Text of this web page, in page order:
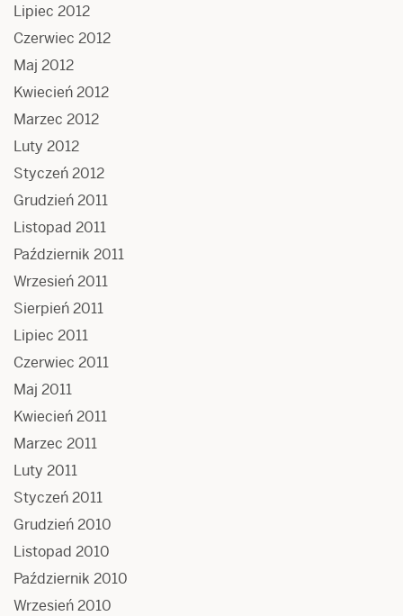
Lipiec 2012
Czerwiec 2012
Maj 2012
Kwiecień 2012
Marzec 2012
Luty 2012
Styczeń 2012
Grudzień 2011
Listopad 2011
Październik 2011
Wrzesień 2011
Sierpień 2011
Lipiec 2011
Czerwiec 2011
Maj 2011
Kwiecień 2011
Marzec 2011
Luty 2011
Styczeń 2011
Grudzień 2010
Listopad 2010
Październik 2010
Wrzesień 2010